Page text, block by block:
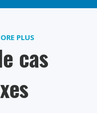
PLUS
cas